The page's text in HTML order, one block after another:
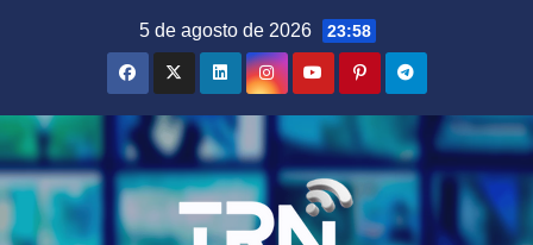
5 de agosto de 2026 23:58